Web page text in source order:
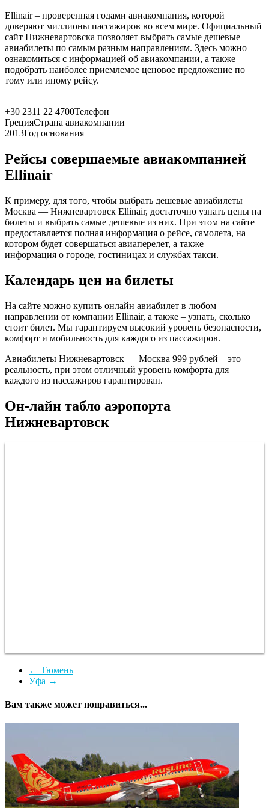
Ellinair – проверенная годами авиакомпания, которой
доверяют миллионы пассажиров во всем мире. Официальный
сайт Нижневартовска позволяет выбрать самые дешевые
авиабилеты по самым разным направлениям. Здесь можно
ознакомиться с информацией об авиакомпании, а также –
подобрать наиболее приемлемое ценовое предложение по
тому или иному рейсу.
+30 2311 22 4700Телефон
ГрецияСтрана авиакомпании
2013Год основания
Рейсы совершаемые авиакомпанией
Ellinair
К примеру, для того, чтобы выбрать дешевые авиабилеты
Москва — Нижневартовск Ellinair, достаточно узнать цены на
билеты и выбрать самые дешевые из них. При этом на сайте
предоставляется полная информация о рейсе, самолета, на
котором будет совершаться авиаперелет, а также –
информация о городе, гостиницах и службах такси.
Календарь цен на билеты
На сайте можно купить онлайн авиабилет в любом
направлении от компании Ellinair, а также – узнать, сколько
стоит билет. Мы гарантируем высокий уровень безопасности,
комфорт и мобильность для каждого из пассажиров.
Авиабилеты Нижневартовск — Москва 999 рублей – это
реальность, при этом отличный уровень комфорта для
каждого из пассажиров гарантирован.
Он-лайн табло аэропорта
Нижневартовск
← Тюмень
Уфа →
Вам также может понравиться...